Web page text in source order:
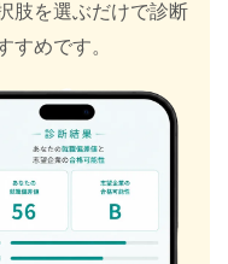
肢を選ぶだけで診断
すめです。